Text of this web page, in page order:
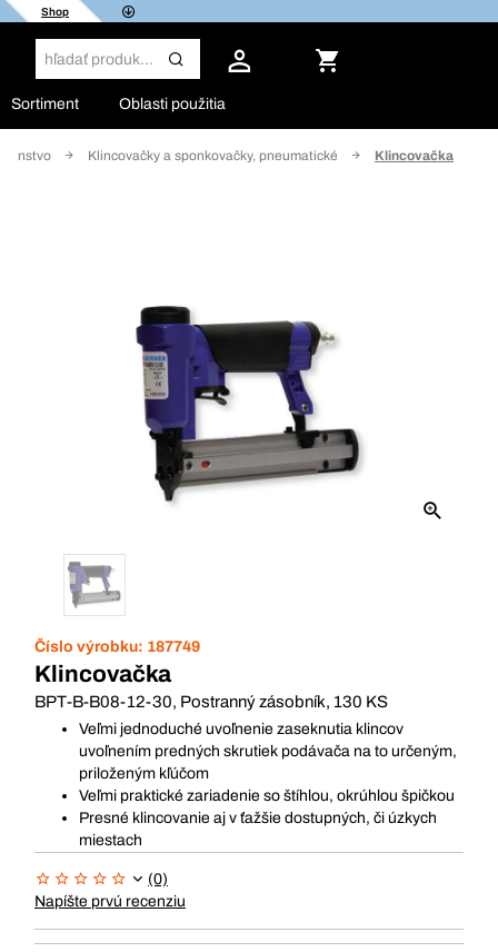
Shop
Sortiment Oblasti použitia
Klincovačky a sponkovačky, pneumatické Klincovačka
Číslo výrobku: 187749
Klincovačka
BPT-B-B08-12-30, Postranný zásobník, 130 KS
Veľmi jednoduché uvoľnenie zaseknutia klincov
uvoľnením predných skrutiek podávača na to určeným,
priloženým kľúčom
Veľmi praktické zariadenie so štíhlou, okrúhlou špičkou
Presné klincovanie aj v ťažšie dostupných, či úzkych
miestach
(0)
Napíšte prvú recenziu